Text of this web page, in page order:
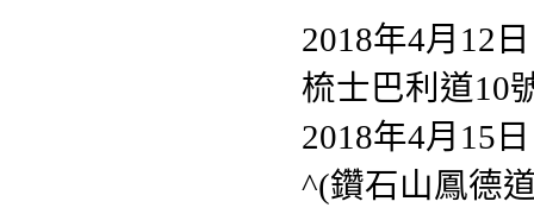
2018年4月12
梳士巴利道10
2018年4月15
^(鑽石山鳳德